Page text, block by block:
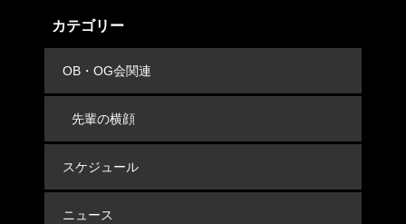
カテゴリー
OB・OG会関連
先輩の横顔
スケジュール
ニュース